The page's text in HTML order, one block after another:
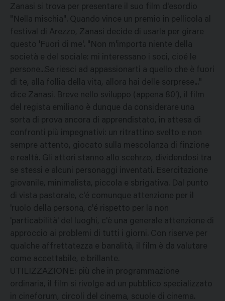
Zanasi si trova per presentare il suo film d'esordio
"Nella mischia". Quando vince un premio in pellicola al
festival di Arezzo, Zanasi decide di usarla per girare
questo 'Fuori di me'. "Non m'importa niente della
società e del sociale: mi interessano i soci, cioé le
persone...Se riesci ad appassionarti a quello che è fuori
di te, alla follia della vita, allora hai delle sorprese..."
dice Zanasi. Breve nello sviluppo (appena 80'), il film
del regista emiliano è dunque da considerare una
sorta di prova ancora di apprendistato, in attesa di
confronti più impegnativi: un ritrattino svelto e non
sempre attento, giocato sulla mescolanza di finzione
e realtà. Gli attori stanno allo scehrzo, dividendosi tra
se stessi e alcuni personaggi inventati. Esercitazione
giovanile, minimalista, piccola e sbrigativa. Dal punto
di vista pastorale, c'é comunque attenzione per il
'ruolo della persona, c'é rispetto per la non
'particabilità' del luoghi, c'è una generale attenzione di
approccio ai problemi di tutti i giorni. Con riserve per
qualche affrettatezza e banalità, il film è da valutare
come accettabile, e brillante.
UTILIZZAZIONE: più che in programmazione
ordinaria, il film si rivolge ad un pubblico specializzato
in cineforum, circoli del cinema, scuole di cinema.